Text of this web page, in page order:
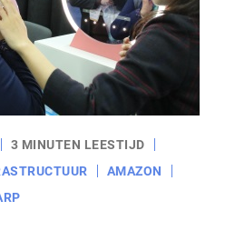
3 MINUTEN LEESTIJD
AMAZON